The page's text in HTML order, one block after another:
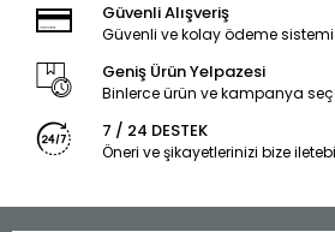
Güvenli Alışveriş
Güvenli ve kolay ödeme sistemi
Geniş Ürün Yelpazesi
Binlerce ürün ve kampanya
7 / 24 DESTEK
Öneri ve şikayetlerinizi bize